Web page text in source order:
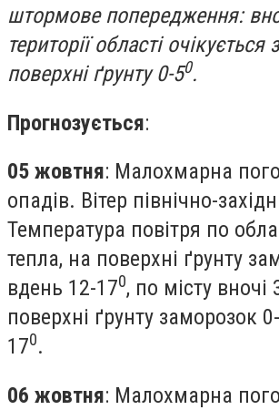
штормове попередження:
території області
поверхні ґрунту 0-50.
Прогнозується:
05 жовтня: Малохмарна
опадів. Вітер північно-
Температура повітря по
тепла, на поверхні ґрунту
вдень 12-170, по місту вночі
поверхні ґрунту заморозок
170.
06 жовтня: Малохмарна